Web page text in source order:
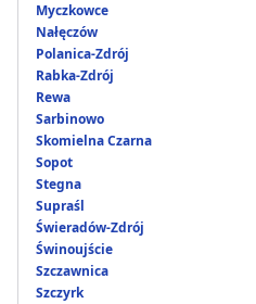
Myczkowce
Nałęczów
Polanica-Zdrój
Rabka-Zdrój
Rewa
Sarbinowo
Skomielna Czarna
Sopot
Stegna
Supraśl
Świeradów-Zdrój
Świnoujście
Szczawnica
Szczyrk